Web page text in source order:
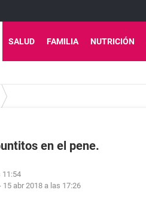
SALUD FAMILIA NUTRICIÓN
en el pene.
11:54
15 abr 2018 a las 17:26